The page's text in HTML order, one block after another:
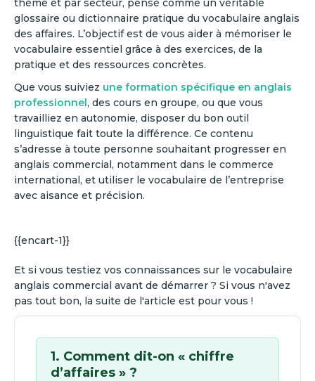
thème et par secteur, pensé comme un véritable
glossaire ou dictionnaire pratique du vocabulaire anglais
des affaires. L’objectif est de vous aider à mémoriser le
vocabulaire essentiel grâce à des exercices, de la
pratique et des ressources concrètes.
Que vous suiviez une formation spécifique en anglais
professionnel, des cours en groupe, ou que vous
travailliez en autonomie, disposer du bon outil
linguistique fait toute la différence. Ce contenu
s’adresse à toute personne souhaitant progresser en
anglais commercial, notamment dans le commerce
international, et utiliser le vocabulaire de l’entreprise
avec aisance et précision.
{{encart-1}}
Et si vous testiez vos connaissances sur le vocabulaire
anglais commercial avant de démarrer ? Si vous n'avez
pas tout bon, la suite de l'article est pour vous !
1. Comment dit-on « chiffre
d’affaires » ?